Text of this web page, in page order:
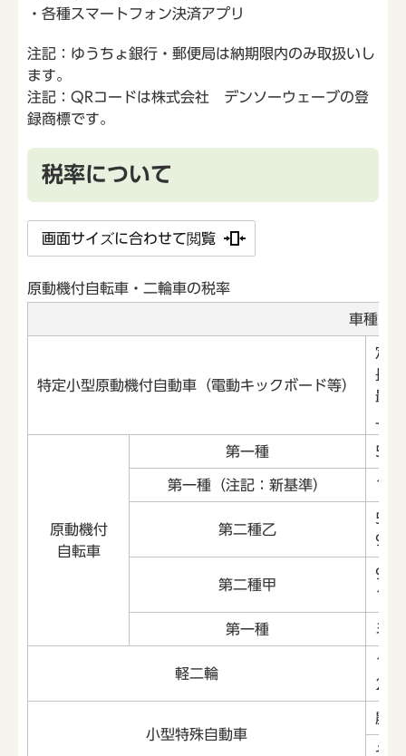
・各種スマートフォン決済アプリ
注記：ゆうちょ銀行・郵便局は納期限内のみ取扱いし
ます。
注記：QRコードは株式会社 デンソーウェーブの登
録商標です。
税率について
画面サイズに合わせて閲覧
原動機付自転車・二輪車の税率
車種区分
特定小型原動機付自動車（電動キックボード等）
定
長
最
原動機付
自転車
第一種 50
第一種（注記：新基準） 125
第二種乙
50
90
第二種甲
90
125
第一種 ミ
軽二輪
125
250
小型特殊自動車
農
そ